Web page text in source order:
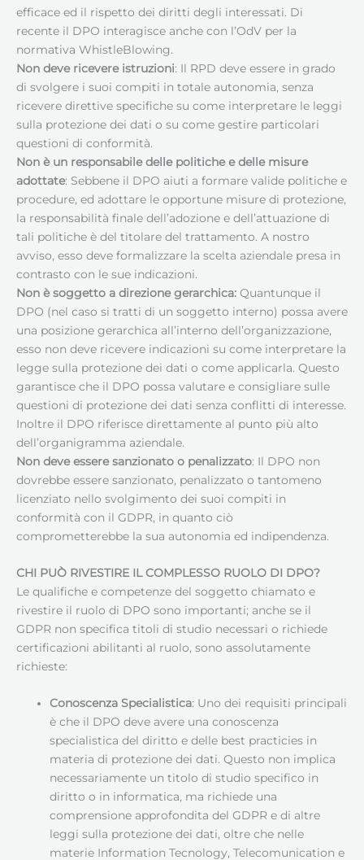
efficace ed il rispetto dei diritti degli interessati. Di
recente il DPO interagisce anche con l’OdV per la
normativa WhistleBlowing.
Non deve ricevere istruzioni: Il RPD deve essere in grado
di svolgere i suoi compiti in totale autonomia, senza
ricevere direttive specifiche su come interpretare le leggi
sulla protezione dei dati o su come gestire particolari
questioni di conformità.
Non è un responsabile delle politiche e delle misure
adottate: Sebbene il DPO aiuti a formare valide politiche e
procedure, ed adottare le opportune misure di protezione,
la responsabilità finale dell’adozione e dell’attuazione di
tali politiche è del titolare del trattamento. A nostro
avviso, esso deve formalizzare la scelta aziendale presa in
contrasto con le sue indicazioni.
Non è soggetto a direzione gerarchica: Quantunque il
DPO (nel caso si tratti di un soggetto interno) possa avere
una posizione gerarchica all’interno dell’organizzazione,
esso non deve ricevere indicazioni su come interpretare la
legge sulla protezione dei dati o come applicarla. Questo
garantisce che il DPO possa valutare e consigliare sulle
questioni di protezione dei dati senza conflitti di interesse.
Inoltre il DPO riferisce direttamente al punto più alto
dell’organigramma aziendale.
Non deve essere sanzionato o penalizzato: Il DPO non
dovrebbe essere sanzionato, penalizzato o tantomeno
licenziato nello svolgimento dei suoi compiti in
conformità con il GDPR, in quanto ciò
comprometterebbe la sua autonomia ed indipendenza.
CHI PUÒ RIVESTIRE IL COMPLESSO RUOLO DI DPO?
Le qualifiche e competenze del soggetto chiamato e
rivestire il ruolo di DPO sono importanti; anche se il
GDPR non specifica titoli di studio necessari o richiede
certificazioni abilitanti al ruolo, sono assolutamente
richieste:
Conoscenza Specialistica: Uno dei requisiti principali
è che il DPO deve avere una conoscenza
specialistica del diritto e delle best practicies in
materia di protezione dei dati. Questo non implica
necessariamente un titolo di studio specifico in
diritto o in informatica, ma richiede una
comprensione approfondita del GDPR e di altre
leggi sulla protezione dei dati, oltre che nelle
materie Information Tecnology, Telecomunication e